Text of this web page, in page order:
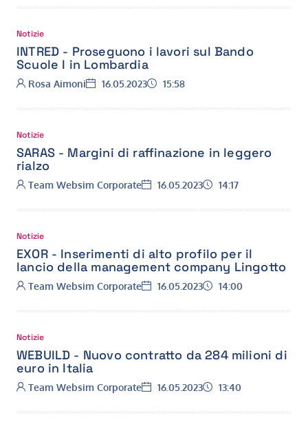
Notizie
INTRED - Proseguono i lavori sul Bando
Scuole I in Lombardia
Autore:
Rosa Aimoni Data:
16.05.2023 Ora:
15:58
Notizie
SARAS - Margini di raffinazione in leggero
rialzo
Autore:
Team Websim Corporate Data:
16.05.2023 Ora:
14:17
Notizie
EXOR - Inserimenti di alto profilo per il
lancio della management company Lingotto
Autore:
Team Websim Corporate Data:
16.05.2023 Ora:
14:00
Notizie
WEBUILD - Nuovo contratto da 284 milioni di
euro in Italia
Autore:
Team Websim Corporate Data:
16.05.2023 Ora:
13:40